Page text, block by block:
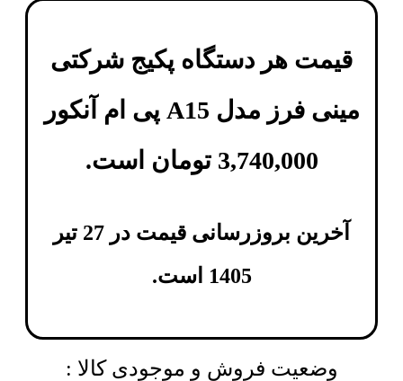
قیمت هر دستگاه پکیج شرکتی
مینی فرز مدل A15 پی ام آنکور
3,740,000 تومان است.
آخرین بروزرسانی قیمت در 27 تیر
1405 است.
وضعیت فروش و موجودی کالا :